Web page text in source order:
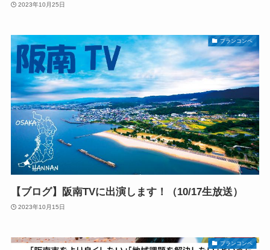
2023年10月25日
プランコンペ
【ブログ】阪南TVに出演します！（10/17生放送）
2023年10月15日
プランコンペ